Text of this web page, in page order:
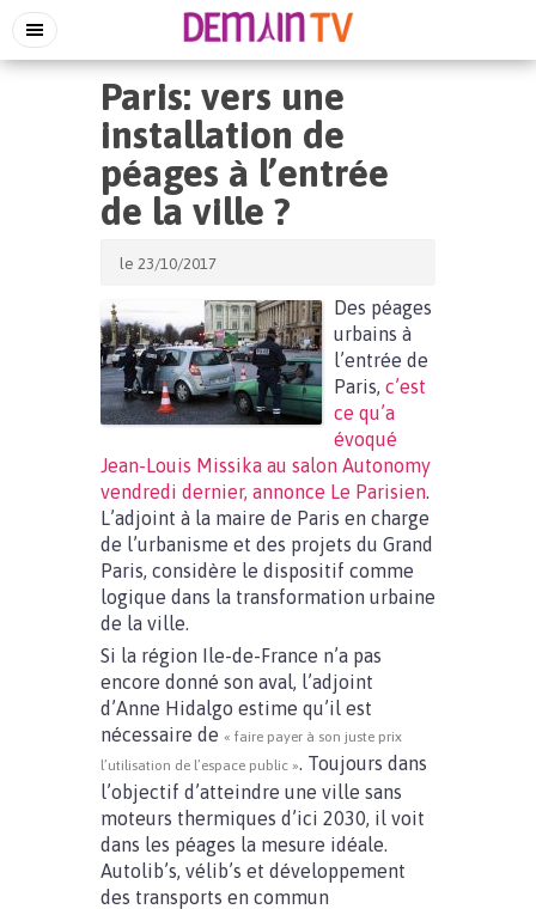
Paris: vers une
installation de
péages à l’entrée
de la ville ?
le 23/10/2017
Des péages
urbains à
l’entrée de
Paris, c’est
ce qu’a
évoqué
Jean-Louis Missika au salon Autonomy
vendredi dernier, annonce Le Parisien.
L’adjoint à la maire de Paris en charge
de l’urbanisme et des projets du Grand
Paris, considère le dispositif comme
logique dans la transformation urbaine
de la ville.
Si la région Ile-de-France n’a pas
encore donné son aval, l’adjoint
d’Anne Hidalgo estime qu’il est
nécessaire de « faire payer à son juste prix
l’utilisation de l’espace public ». Toujours dans
l’objectif d’atteindre une ville sans
moteurs thermiques d’ici 2030, il voit
dans les péages la mesure idéale.
Autolib’s, vélib’s et développement
des transports en commun